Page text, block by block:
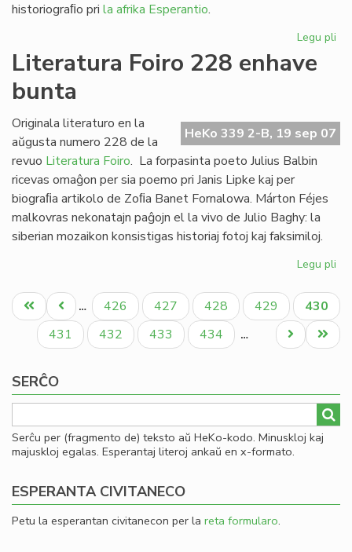
historiograﬁo pri la afrika Esperantio.
Legu pli
Literatura Foiro 228 enhave
bunta
HeKo 339 2-B, 19 sep 07
Originala literaturo en la
aŭgusta numero 228 de la
revuo Literatura Foiro. La forpasinta poeto Julius Balbin
ricevas omaĝon per sia poemo pri Janis Lipke kaj per
biograﬁa artikolo de Zoﬁa Banet Fornalowa. Márton Féjes
malkovras nekonatajn paĝojn el la vivo de Julio Baghy: la
siberian mozaikon konsistigas historiaj fotoj kaj faksimiloj.
Legu pli
Pagination
Unua
paĝo
Antaŭa
paĝo
… Paĝo
426 Paĝo
427 Paĝo
428 Paĝo
429
Aktuala
paĝo
430
Paĝo
431 Paĝo
432 Paĝo
433 Paĝo
434 …
Last
page
Next
page
SERĈO
Serĉu per (fragmento de) teksto aŭ HeKo-kodo. Minuskloj kaj
majuskloj egalas. Esperantaj literoj ankaŭ en x-formato.
ESPERANTA CIVITANECO
Petu la esperantan civitanecon per la reta formularo.